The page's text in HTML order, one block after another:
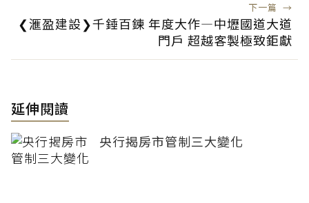
下一篇 →
❮滙盈建設❯千錘百鍊 年度大作—中壢國道大道
門戶 超越客製極致鉅獻
延伸閱讀
央行揭房市管制三大變化